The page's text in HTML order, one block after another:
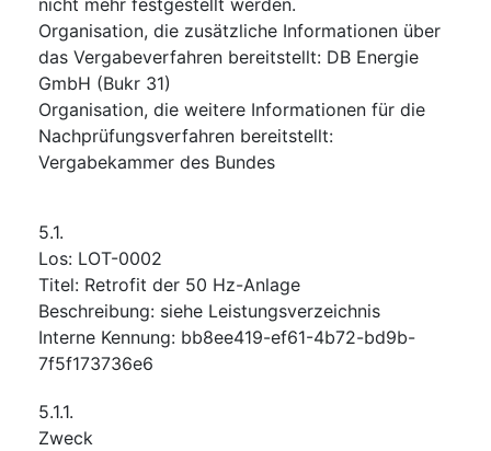
Organisation, die zusätzliche Informationen über
das Vergabeverfahren bereitstellt: DB Energie
GmbH (Bukr 31)
Organisation, die weitere Informationen für die
Nachprüfungsverfahren bereitstellt:
Vergabekammer des Bundes
5.1.
Los: LOT-0002
Titel: Retrofit der 50 Hz-Anlage
Beschreibung: siehe Leistungsverzeichnis
Interne Kennung: bb8ee419-ef61-4b72-bd9b-
7f5f173736e6
5.1.1.
Zweck